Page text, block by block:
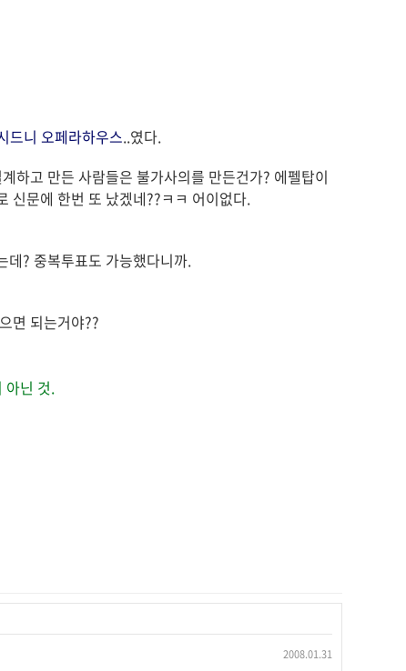
드니 오페라하우스..였다.
하고 만든 사람들은 불가사의를 만든건가? 에펠탑이
신문에 한번 또 났겠네??ㅋㅋ 어이없다.
데? 중복투표도 가능했다니까.
면 되는거야??
아닌 것.
2008.01.31